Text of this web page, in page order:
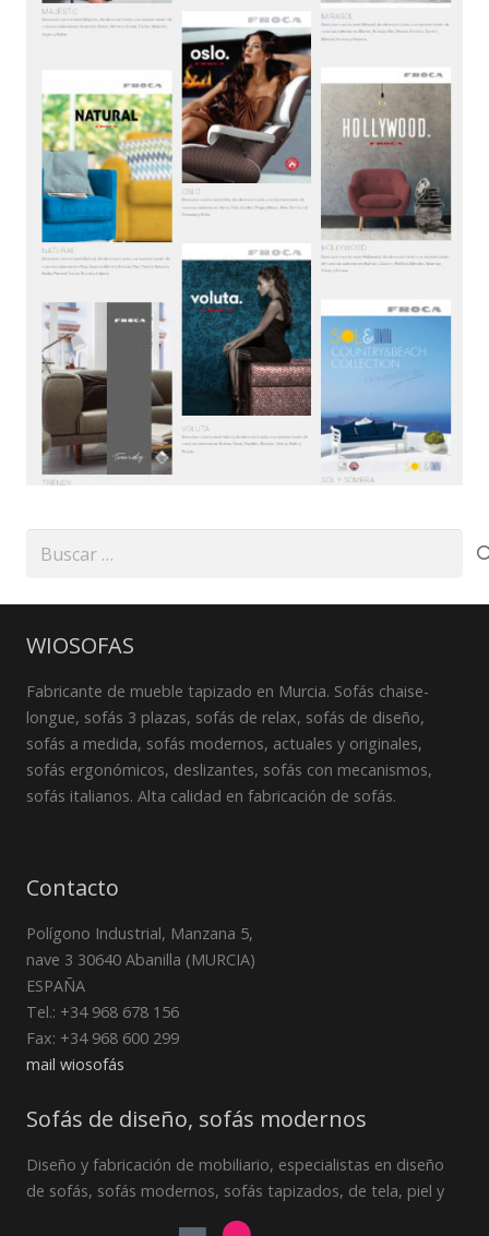
Buscar:
WIOSOFAS
Fabricante de mueble tapizado en Murcia. Sofás chaise-
longue, sofás 3 plazas, sofás de relax, sofás de diseño,
sofás a medida, sofás modernos, actuales y originales,
sofás ergonómicos, deslizantes, sofás con mecanismos,
sofás italianos. Alta calidad en fabricación de sofás.
Contacto
Polígono Industrial, Manzana 5,
nave 3 30640 Abanilla (MURCIA)
ESPAÑA
Tel.: +34 968 678 156
Fax: +34 968 600 299
mail wiosofás
Sofás de diseño, sofás modernos
Diseño y fabricación de mobiliario, especialistas en diseño
de sofás, sofás modernos, sofás tapizados, de tela, piel y